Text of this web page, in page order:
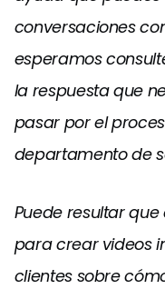
conversaciones
esperamos
la respuesta que
pasar por el
departamento de
Puede resultar
para crear videos
clientes sobre